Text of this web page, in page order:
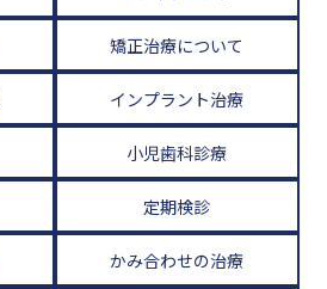
矯正治療について
インプラント治療
小児歯科診療
定期検診
かみ合わせの治療